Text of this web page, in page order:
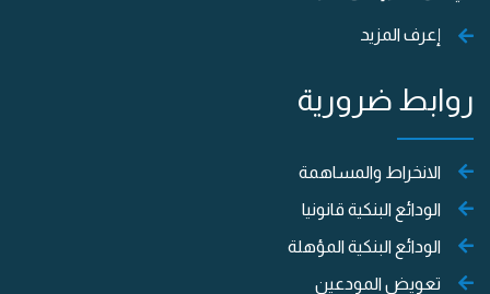
إعرف المزيد
روابط ضرورية
الانخراط والمساهمة
الودائع البنكية قانونيا
الودائع البنكية المؤهلة
تعويض المودعين